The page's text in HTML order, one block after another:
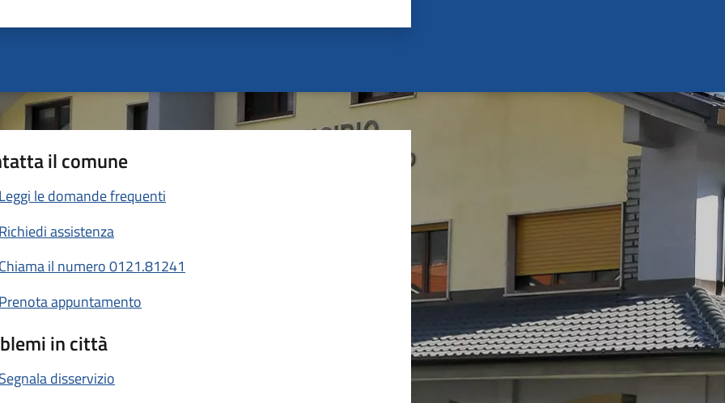
il comune
Leggi le domande frequenti
Richiedi assistenza
Chiama il numero 0121.81241
Prenota appuntamento
in città
Segnala disservizio